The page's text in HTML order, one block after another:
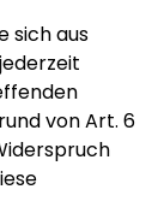
sich aus
von Art. 6